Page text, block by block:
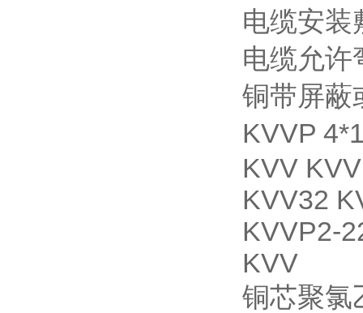
电缆安
电缆允许
铜带屏蔽
KVVP
KVV
KVV32
KVVP2-
KVV
铜芯聚氯